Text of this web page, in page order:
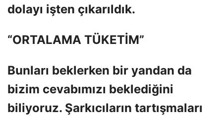
dolayı işten çıkarıldık.
“ORTALAMA TÜKETİM”
Bunları beklerken bir yandan da
bizim cevabımızı beklediğini
biliyoruz. Şarkıcıların tartışmaları